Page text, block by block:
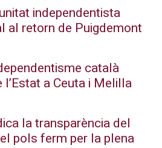
independentista
al retorn de Puigdemont
català
a Ceuta i Melilla
la transparència del
pols ferm per la plena